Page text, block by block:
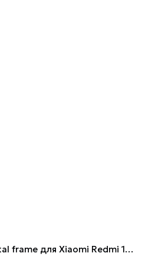
Чохол Silicone Cover Metal frame для Xiaomi Redmi 12 Pink sand